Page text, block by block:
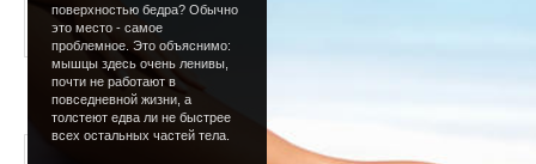
поверхностью бедра? Обычно
это место - самое
проблемное. Это объяснимо:
мышцы здесь очень ленивы,
почти не работают в
повседневной жизни, а
толстеют едва ли не быстрее
всех остальных частей тела.